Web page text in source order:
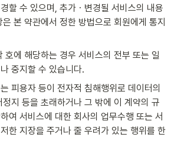
할 수 있으며, 추가ㆍ변경될 서비스의 내용
본 약관에서 정한 방법으로 회원에게 통지
호에 해당하는 경우 서비스의 전부 또는 일
중지할 수 있습니다.
피용자 등이 전자적 침해행위로 데이터의
정지 등을 초래하거나 그 밖에 이 계약의 규
여 서비스에 대한 회사의 업무수행 또는 서
한 지장을 주거나 줄 우려가 있는 행위를 한